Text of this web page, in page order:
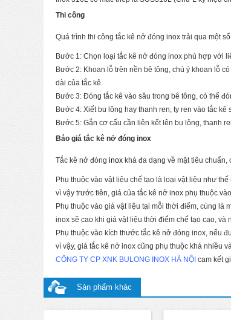
Thi công
Quá trình thi công tắc kê nở đóng inox trải qua một
Bước 1: Chọn loại tắc kê nở đóng inox phù hợp với
Bước 2: Khoan lỗ trên nền bê tông, chú ý khoan lỗ
dài của tắc kê.
Bước 3: Đóng tắc kê vào sâu trong bê tông, có thể
Bước 4: Xiết bu lông hay thanh ren, ty ren vào tắc
Bước 5: Gắn cơ cấu cần liên kết lên bu lông, thanh
Báo giá tắc kê nở đóng inox
Tắc kê nở đóng inox khá đa dạng về mặt tiêu chuẩn,
Phụ thuộc vào vật liệu chế tạo là loại vật liệu như
vì vậy trước tiên, giá của tắc kê nở inox phụ thuộc
Phụ thuộc vào giá vật liệu tại mỗi thời điểm, cùng là
inox sẽ cao khi giá vật liệu thời điểm chế tạo cao, và
Phụ thuộc vào kích thước tắc kê nở đóng inox, nếu
vì vậy, giá tắc kê nở inox cũng phụ thuộc khá nhiều
CÔNG TY CP XNK BULONG INOX HÀ NỘI cam kết
Sản phẩm khác